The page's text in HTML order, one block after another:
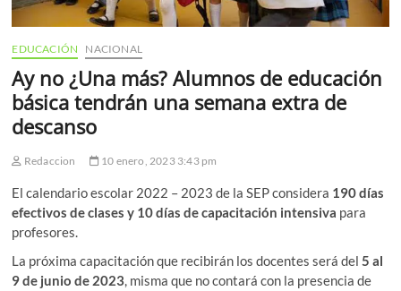
EDUCACIÓN NACIONAL
Ay no ¿Una más? Alumnos de educación
básica tendrán una semana extra de
descanso
Redaccion 10 enero, 2023 3:43 pm
El calendario escolar 2022 – 2023 de la SEP considera 190 días
efectivos de clases y 10 días de capacitación intensiva para
profesores.
La próxima capacitación que recibirán los docentes será del5 al
9 de junio de 2023, misma que no contará con la presencia de